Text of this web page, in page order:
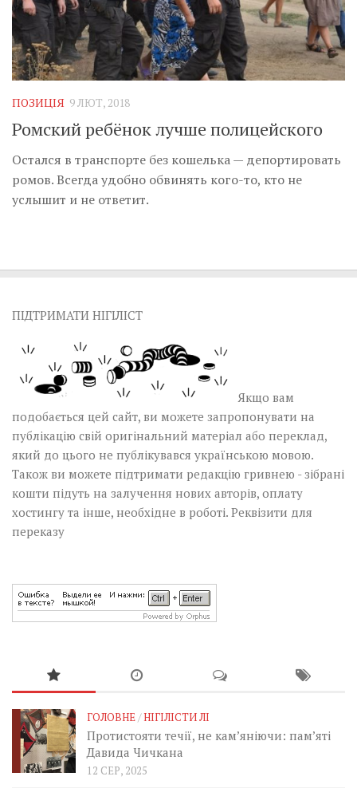
ПОЗИЦІЯ 9 ЛЮТ, 2018
Ромский ребёнок лучше полицейского
Остался в транспорте без кошелька — депортировать
ромов. Всегда удобно обвинять кого-то, кто не
услышит и не ответит.
ПІДТРИМАТИ НІГІЛІСТ
Якщо вам
подобається цей сайт, ви можете запропонувати на
публікацію свій оригінальний матеріал або переклад,
який до цього не публікувався українською мовою.
Також ви можете підтримати редакцію гривнею - зібрані
кошти підуть на залучення нових авторів, оплату
хостингу та інше, необхідне в роботі. Реквізити для
переказу
ГОЛОВНЕ/НІГІЛІСТИ ЛІ
Протистояти течії, не кам’яніючи: пам’яті
Давида Чичкана
12 СЕР, 2025